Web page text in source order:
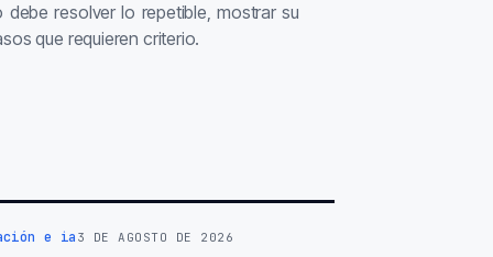
resolver lo repetible, mostrar su
que requieren criterio.
e ia 3 DE AGOSTO DE 2026